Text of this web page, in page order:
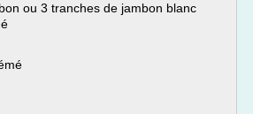
ou 3 tranches de jambon blanc